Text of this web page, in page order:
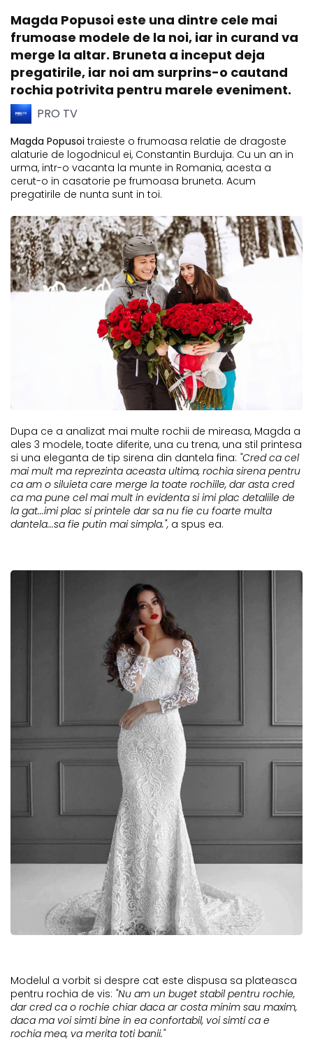
Magda Popusoi este una dintre cele mai
frumoase modele de la noi, iar in curand va
merge la altar. Bruneta a inceput deja
pregatirile, iar noi am surprins-o cautand
rochia potrivita pentru marele eveniment.
PRO TV
Magda Popusoi traieste o frumoasa relatie de dragoste
alaturie de logodnicul ei, Constantin Burduja. Cu un an in
urma, intr-o vacanta la munte in Romania, acesta a
cerut-o in casatorie pe frumoasa bruneta. Acum
pregatirile de nunta sunt in toi.
Dupa ce a analizat mai multe rochii de mireasa, Magda a
ales 3 modele, toate diferite, una cu trena, una stil printesa
si una eleganta de tip sirena din dantela fina: "Cred ca cel
mai mult ma reprezinta aceasta ultima, rochia sirena pentru
ca am o siluieta care merge la toate rochiile, dar asta cred
ca ma pune cel mai mult in evidenta si imi plac detaliile de
la gat...imi plac si printele dar sa nu fie cu foarte multa
dantela...sa fie putin mai simpla.", a spus ea.
Modelul a vorbit si despre cat este dispusa sa plateasca
pentru rochia de vis: "Nu am un buget stabil pentru rochie,
dar cred ca o rochie chiar daca ar costa minim sau maxim,
daca ma voi simti bine in ea confortabil, voi simti ca e
rochia mea, va merita toti banii."